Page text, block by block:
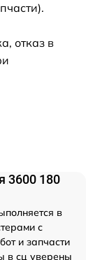
отказ в
3600 180
в
с
и запчасти
в сц уверены